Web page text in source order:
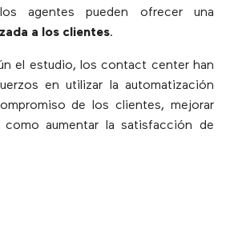
agentes pueden ofrecer una
a los clientes.
el estudio, los contact center han
en utilizar la automatización
de los clientes, mejorar
como aumentar la satisfacción de